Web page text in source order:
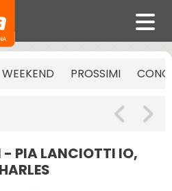
WEEKEND PROSSIMI
PIA LANCIOTTI IO,